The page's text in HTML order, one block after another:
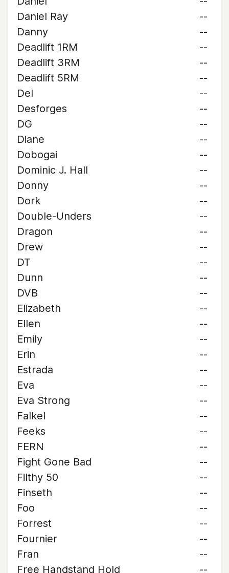
Daniel Ray
--
Danny
--
Deadlift 1RM
--
Deadlift 3RM
--
Deadlift 5RM
--
Del
--
Desforges
--
DG
--
Diane
--
Dobogai
--
Dominic J. Hall
--
Donny
--
Dork
--
Double-Unders
--
Dragon
--
Drew
--
DT
--
Dunn
--
DVB
--
Elizabeth
--
Ellen
--
Emily
--
Erin
--
Estrada
--
Eva
--
Eva Strong
--
Falkel
--
Feeks
--
FERN
--
Fight Gone Bad
--
Filthy 50
--
Finseth
--
Foo
--
Forrest
--
Fournier
--
Fran
--
Free Handstand Hold
--